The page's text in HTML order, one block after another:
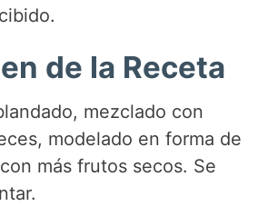
o
de la Receta
mezclado con
modelado en forma de
más frutos secos. Se